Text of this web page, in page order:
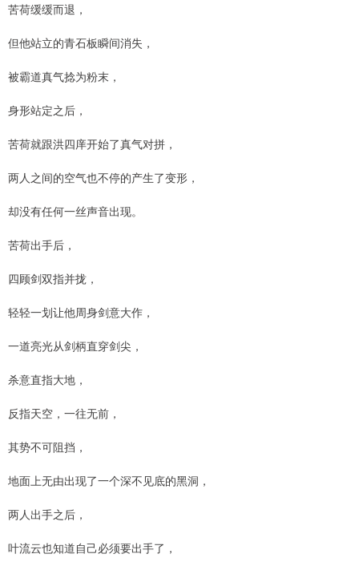
苦荷缓缓而退，
但他站立的青石板瞬间消失，
被霸道真气捻为粉末，
身形站定之后，
苦荷就跟洪四庠开始了真气对拼，
两人之间的空气也不停的产生了变形，
却没有任何一丝声音出现。
苦荷出手后，
四顾剑双指并拢，
轻轻一划让他周身剑意大作，
一道亮光从剑柄直穿剑尖，
杀意直指大地，
反指天空，一往无前，
其势不可阻挡，
地面上无由出现了一个深不见底的黑洞，
两人出手之后，
叶流云也知道自己必须要出手了，